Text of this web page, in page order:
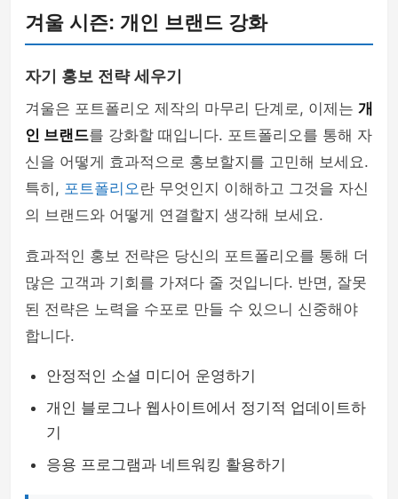
겨울 시즌: 개인 브랜드 강화
자기 홍보 전략 세우기
겨울은 포트폴리오 제작의 마무리 단계로, 이제는 개
인 브랜드를 강화할 때입니다. 포트폴리오를 통해 자
신을 어떻게 효과적으로 홍보할지를 고민해 보세요.
특히, 포트폴리오란 무엇인지 이해하고 그것을 자신
의 브랜드와 어떻게 연결할지 생각해 보세요.
효과적인 홍보 전략은 당신의 포트폴리오를 통해 더
많은 고객과 기회를 가져다 줄 것입니다. 반면, 잘못
된 전략은 노력을 수포로 만들 수 있으니 신중해야
합니다.
안정적인 소셜 미디어 운영하기
개인 블로그나 웹사이트에서 정기적 업데이트하
기
응용 프로그램과 네트워킹 활용하기